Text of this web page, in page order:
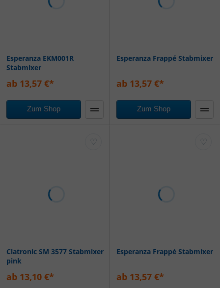
Esperanza EKM001R
Stabmixer
ab 13,57 €*
Zum Shop
Esperanza Frappé Stabmixer
ab 13,57 €*
Zum Shop
♡
Clatronic SM 3577 Stabmixer
pink
ab 13,10 €*
♡
Esperanza Frappé Stabmixer
ab 13,57 €*